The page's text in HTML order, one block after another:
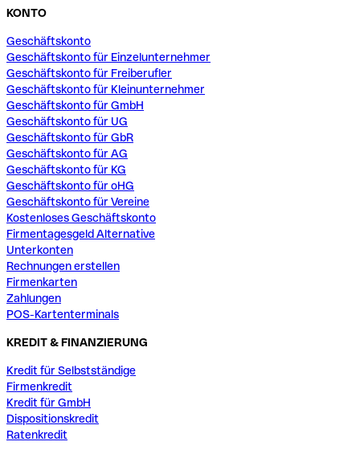
KONTO
Geschäftskonto
Geschäftskonto für Einzelunternehmer
Geschäftskonto für Freiberufler
Geschäftskonto für Kleinunternehmer
Geschäftskonto für GmbH
Geschäftskonto für UG
Geschäftskonto für GbR
Geschäftskonto für AG
Geschäftskonto für KG
Geschäftskonto für oHG
Geschäftskonto für Vereine
Kostenloses Geschäftskonto
Firmentagesgeld Alternative
Unterkonten
Rechnungen erstellen
Firmenkarten
Zahlungen
POS-Kartenterminals
KREDIT & FINANZIERUNG
Kredit für Selbstständige
Firmenkredit
Kredit für GmbH
Dispositionskredit
Ratenkredit